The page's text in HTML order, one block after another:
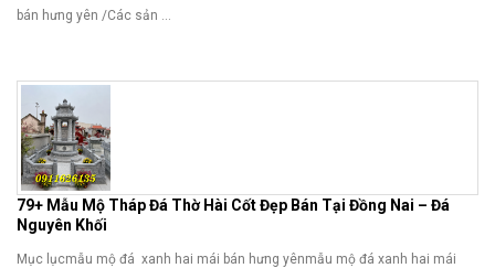
bán hưng yên /Các sản ...
79+ Mẫu Mộ Tháp Đá Thờ Hài Cốt Đẹp Bán Tại Đồng Nai – Đá
Nguyên Khối
Mục lụcmẫu mộ đá xanh hai mái bán hưng yênmẫu mộ đá xanh hai mái